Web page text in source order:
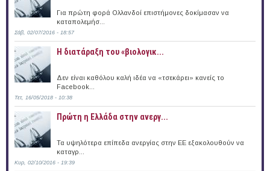
Για πρώτη φορά Ολλανδοί επιστήμονες δοκίμασαν να
καταπολεμήσ...
Σάβ, 02/07/2016 - 18:57
Η διατάραξη του «βιολογικ...
Δεν είναι καθόλου καλή ιδέα να «τσεκάρει» κανείς το
Facebook...
Τετ, 16/05/2018 - 10:38
Πρώτη η Ελλάδα στην ανεργ...
Τα υψηλότερα επίπεδα ανεργίας στην ΕΕ εξακολουθούν να
καταγρ...
Κυρ, 02/10/2016 - 19:39